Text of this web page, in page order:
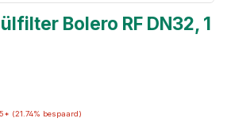
Bolero RF DN32, 1
(21.74% bespaard)